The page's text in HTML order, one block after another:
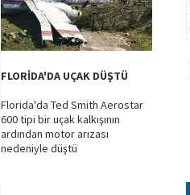
FLORİDA'DA UÇAK DÜŞTÜ
Florida'da Ted Smith Aerostar
600 tipi bir uçak kalkışının
ardından motor arızası
nedeniyle düştü